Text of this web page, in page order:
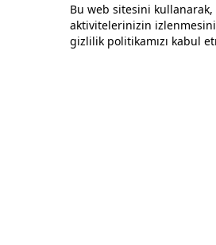
Bu web sitesini kullanarak,
aktivitelerinizin
gizlilik politikamızı kabul